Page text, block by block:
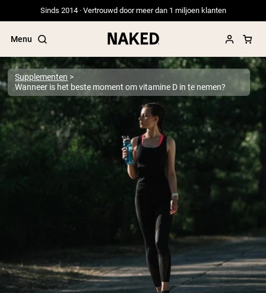
Sinds 2014 · Vertrouwd door meer dan 1 miljoen klanten
Menu
Populaire Zoektermen
”Protein Powder“
”Overnight Oats“
Best Seller
Grasgevoerd Wei Eiwit Poeder
Collageenpeptiden
Chocolade Grasgevoerde Wei
Vanille grasgevoerde wei
Weidegevoerde wei
Supplementen
Wanneer is het beste moment om vitamine D in te nemen?